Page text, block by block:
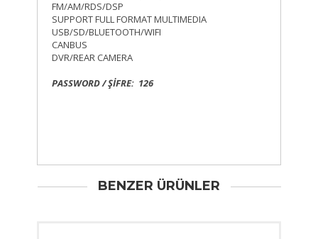
FM/AM/RDS/DSP
SUPPORT FULL FORMAT MULTIMEDIA
USB/SD/BLUETOOTH/WIFI
CANBUS
DVR/REAR CAMERA
PASSWORD / ŞİFRE: 126
BENZER ÜRÜNLER